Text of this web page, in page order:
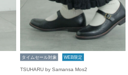
タイムセール対象 WEB限定
TSUHARU by Samansa Mos2